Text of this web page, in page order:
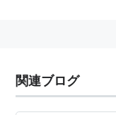
関連ブログ